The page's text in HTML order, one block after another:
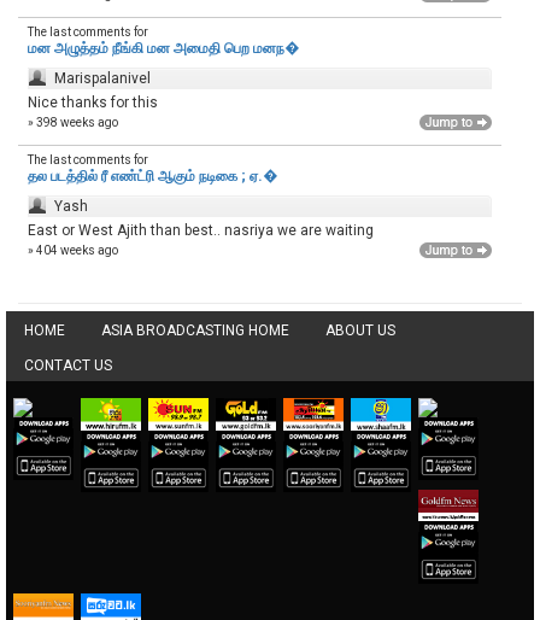
The last comments for
மன அழுத்தம் நீங்கி மன அமைதி பெற‌ மனந�
Marispalanivel
Nice thanks for this
» 398 weeks ago
The last comments for
தல படத்தில் ரீ எண்ட்ரி ஆகும் நடிகை ; ஏ.�
Yash
East or West Ajith than best.. nasriya we are waiting
» 404 weeks ago
HOME ASIA BROADCASTING HOME ABOUT US
CONTACT US